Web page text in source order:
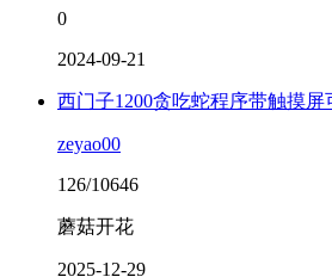
0
2024-09-21
西门子1200贪吃蛇程序带触摸屏
zeyao00
126/10646
蘑菇开花
2025-12-29